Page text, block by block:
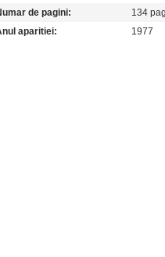
de pagini:
134
aparitiei:
1977